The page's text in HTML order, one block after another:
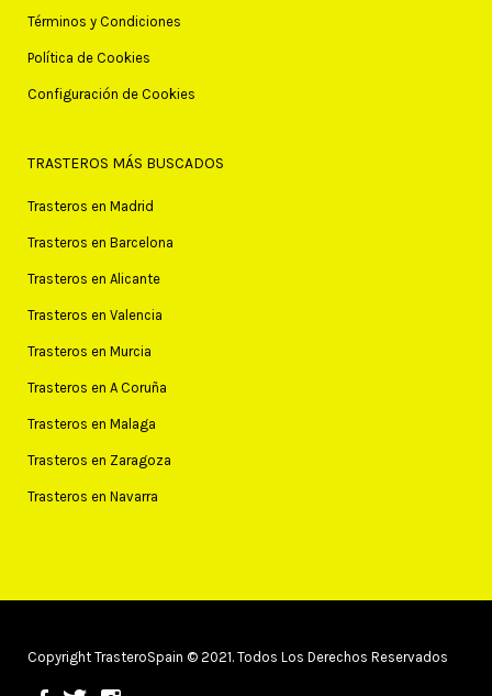
Términos y Condiciones
Política de Cookies
Configuración de Cookies
TRASTEROS MÁS BUSCADOS
Trasteros en Madrid
Trasteros en Barcelona
Trasteros en Alicante
Trasteros en Valencia
Trasteros en Murcia
Trasteros en A Coruña
Trasteros en Malaga
Trasteros en Zaragoza
Trasteros en Navarra
Copyright TrasteroSpain © 2021. Todos Los Derechos Reservados